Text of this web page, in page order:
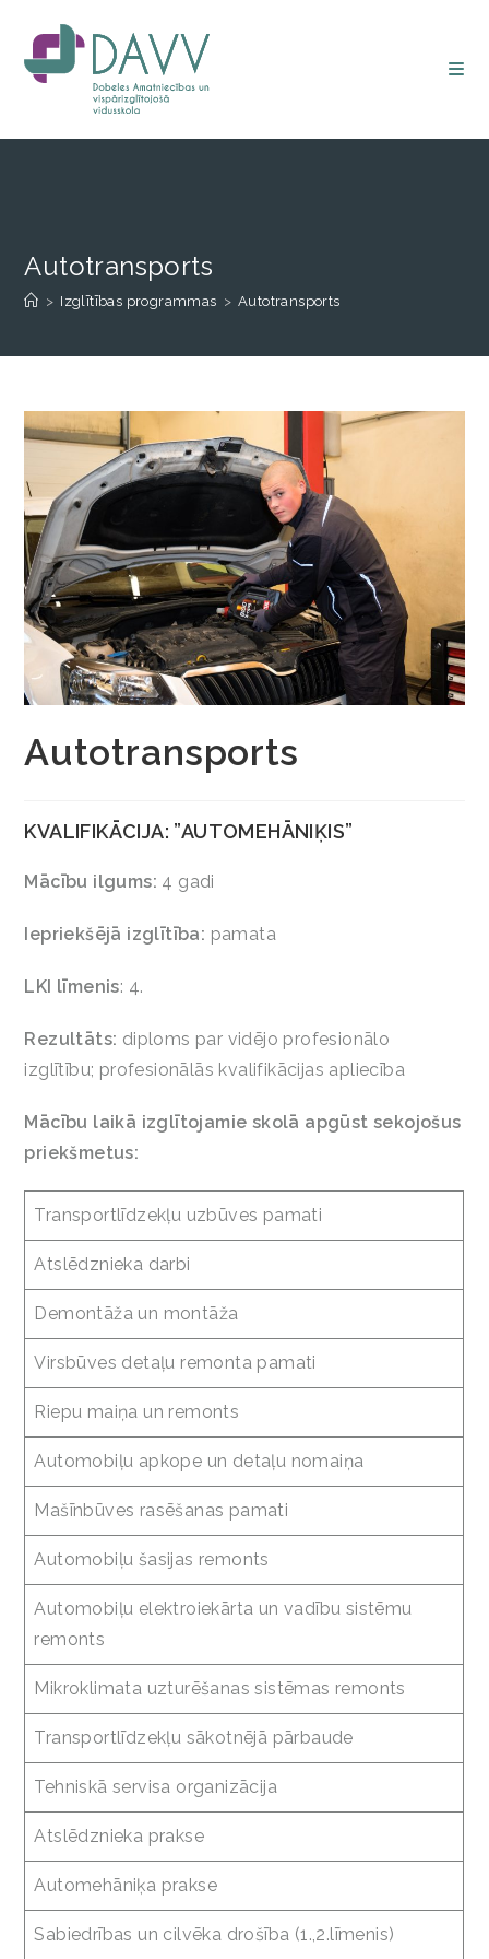
Autotransports
> Izglītības programmas > Autotransports
Autotransports
KVALIFIKĀCIJA: ”AUTOMEHĀNIĶIS”
Mācību ilgums: 4 gadi
Iepriekšējā izglītība: pamata
LKI līmenis: 4.
Rezultāts: diploms par vidējo profesionālo
izglītību; profesionālās kvalifikācijas apliecība
Mācību laikā izglītojamie skolā apgūst sekojošus
priekšmetus:
Transportlīdzekļu uzbūves pamati
Atslēdznieka darbi
Demontāža un montāža
Virsbūves detaļu remonta pamati
Riepu maiņa un remonts
Automobiļu apkope un detaļu nomaiņa
Mašīnbūves rasēšanas pamati
Automobiļu šasijas remonts
Automobiļu elektroiekārta un vadību sistēmu
remonts
Mikroklimata uzturēšanas sistēmas remonts
Transportlīdzekļu sākotnējā pārbaude
Tehniskā servisa organizācija
Atslēdznieka prakse
Automehāniķa prakse
Sabiedrības un cilvēka drošība (1.,2.līmenis)